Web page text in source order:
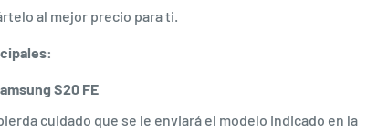
al mejor precio para ti.
S20 FE
cuidado que se le enviará el modelo indicado en la